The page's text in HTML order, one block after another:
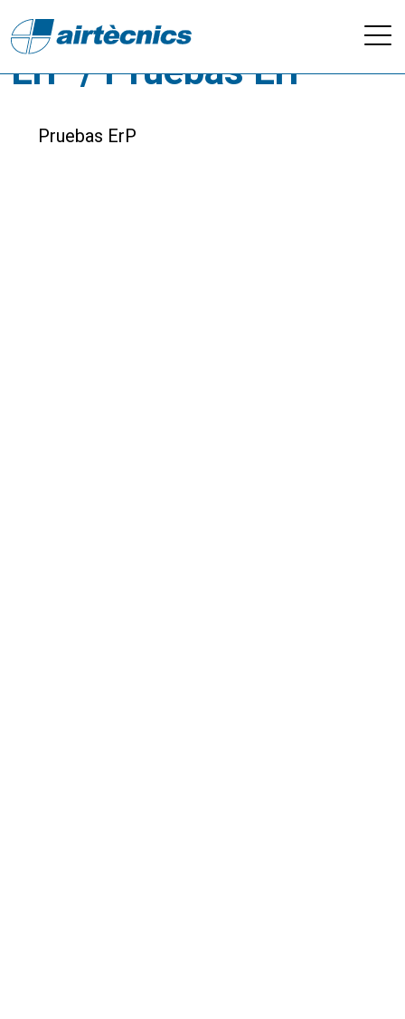
Descargas - Calidad /
ErP / Pruebas ErP
Pruebas ErP